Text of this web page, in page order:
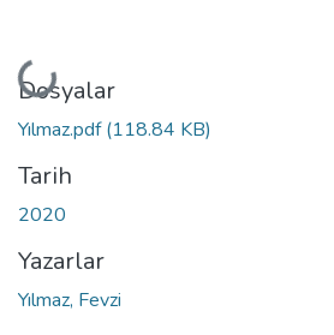
Yükleniyor...
Dosyalar
Yılmaz.pdf(118.84 KB)
Tarih
2020
Yazarlar
Yılmaz, Fevzi